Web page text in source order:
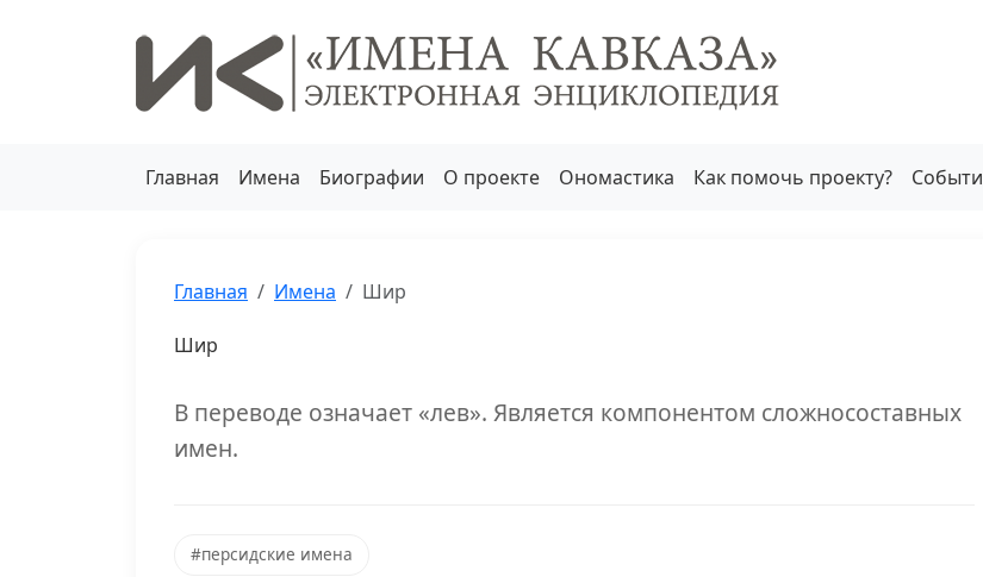
Главная Имена Биографии О проекте Ономастика Как помочь проекту?
Главная Имена Шир
Шир
В переводе означает «лев». Является компонентом сложносоставных
имен.
#персидские имена